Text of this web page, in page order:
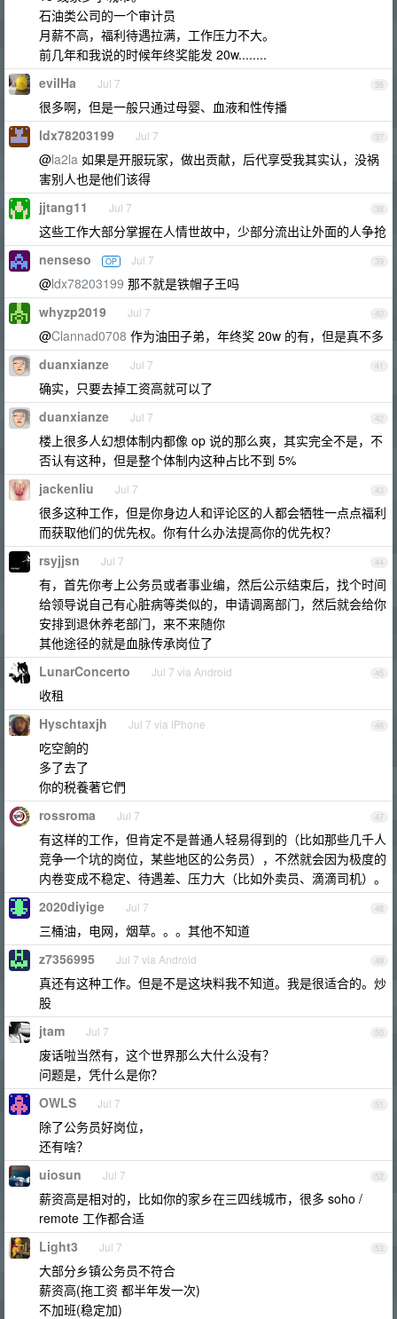
石油类公司的一个审计员
月薪不高，福利待遇拉满，工作压力不大。
前几年和我说的时候年终奖能发 20w........
36
evilHa Jul 7
很多啊，但是一般只通过母婴、血液和性传播
37
ldx78203199 Jul 7
@la2la 如果是开服玩家，做出贡献，后代享受我其实认，没祸
害别人也是他们该得
38
jjtang11 Jul 7
这些工作大部分掌握在人情世故中，少部分流出让外面的人争抢
39
nenseso OP Jul 7
@ldx78203199 那不就是铁帽子王吗
40
whyzp2019 Jul 7
@Clannad0708 作为油田子弟，年终奖 20w 的有，但是真不多
41
duanxianze Jul 7
确实，只要去掉工资高就可以了
42
duanxianze Jul 7
楼上很多人幻想体制内都像 op 说的那么爽，其实完全不是，不
否认有这种，但是整个体制内这种占比不到 5%
43
jackenliu Jul 7
很多这种工作，但是你身边人和评论区的人都会牺牲一点点福利
而获取他们的优先权。你有什么办法提高你的优先权？
44
rsyjjsn Jul 7
有，首先你考上公务员或者事业编，然后公示结束后，找个时间
给领导说自己有心脏病等类似的，申请调离部门，然后就会给你
安排到退休养老部门，来不来随你
其他途径的就是血脉传承岗位了
45
LunarConcerto Jul 7 via Android
收租
46
Hyschtaxjh Jul 7 via iPhone
吃空餉的
多了去了
你的税養著它們
47
rossroma Jul 7
有这样的工作，但肯定不是普通人轻易得到的（比如那些几千人
竞争一个坑的岗位，某些地区的公务员），不然就会因为极度的
内卷变成不稳定、待遇差、压力大（比如外卖员、滴滴司机）。
48
2020diyige Jul 7
三桶油，电网，烟草。。。其他不知道
49
z7356995 Jul 7 via Android
真还有这种工作。但是不是这块料我不知道。我是很适合的。炒
股
50
jtam Jul 7
废话啦当然有，这个世界那么大什么没有？
问题是，凭什么是你？
51
OWLS Jul 7
除了公务员好岗位，
还有啥？
52
uiosun Jul 7
薪资高是相对的，比如你的家乡在三四线城市，很多 soho /
remote 工作都合适
53
Light3 Jul 7
大部分乡镇公务员不符合
薪资高(拖工资 都半年发一次)
不加班(稳定加)